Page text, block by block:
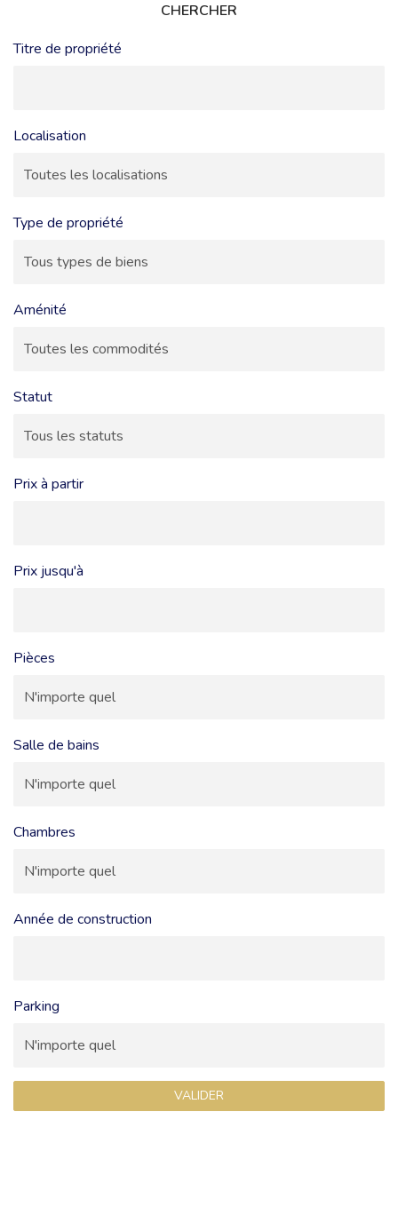
CHERCHER
Titre de propriété
Localisation
Type de propriété
Aménité
Statut
Prix à partir
Prix jusqu'à
Pièces
Salle de bains
Chambres
Année de construction
Parking
VALIDER